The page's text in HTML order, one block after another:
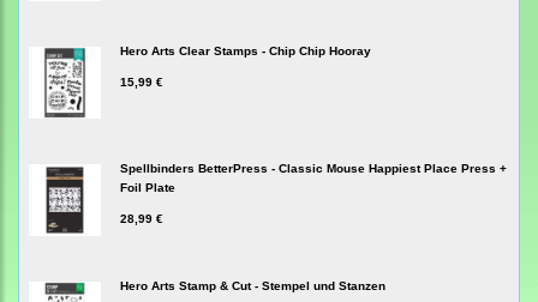
Hero Arts Clear Stamps - Chip Chip Hooray
15,99 €
Spellbinders BetterPress - Classic Mouse Happiest Place Press +
Foil Plate
28,99 €
Hero Arts Stamp & Cut - Stempel und Stanzen